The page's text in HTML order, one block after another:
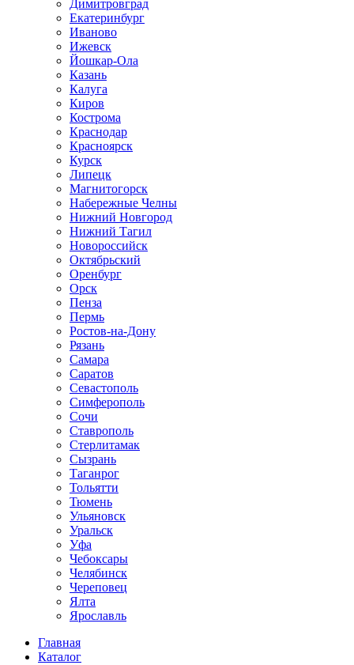
Димитровград
Екатеринбург
Иваново
Ижевск
Йошкар-Ола
Казань
Калуга
Киров
Кострома
Краснодар
Красноярск
Курск
Липецк
Магнитогорск
Набережные Челны
Нижний Новгород
Нижний Тагил
Новороссийск
Октябрьский
Оренбург
Орск
Пенза
Пермь
Ростов-на-Дону
Рязань
Самара
Саратов
Севастополь
Симферополь
Сочи
Ставрополь
Стерлитамак
Сызрань
Таганрог
Тольятти
Тюмень
Ульяновск
Уральск
Уфа
Чебоксары
Челябинск
Череповец
Ялта
Ярославль
Главная
Каталог